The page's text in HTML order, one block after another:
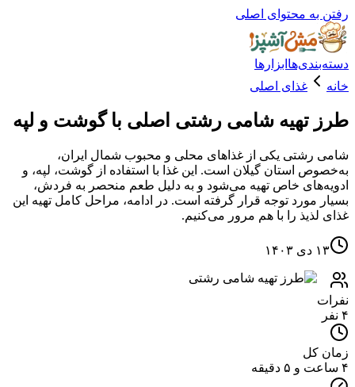
محتوای اصلی
ابزارها
غذای اصلی
شامی رشتی اصلی با گوشت و لپه
یکی از غذاهای محلی و محبوب شمال ایران،
استان گیلان است. این غذا با استفاده از گوشت، لپه، و
خاص تهیه می‌شود و به دلیل طعم منحصر به فردش،
توجه قرار گرفته است. در ادامه، مراحل کامل تهیه این
را با هم مرور می‌کنیم.